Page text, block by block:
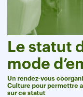
Le statut
mode
Un rendez-vous
Culture pour permettre
sur ce statut